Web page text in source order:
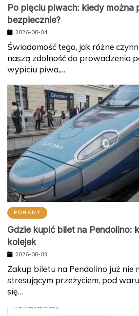
Po pięciu piwach: kiedy można
bezpiecznie?
2026-08-04
Świadomość tego, jak różne
naszą zdolność do prowadzenia
wypiciu piwa,…
PORADY
Gdzie kupić bilet na Pendolino:
kolejek
2026-08-03
Zakup biletu na Pendolino już nie
stresującym przeżyciem, pod
się…